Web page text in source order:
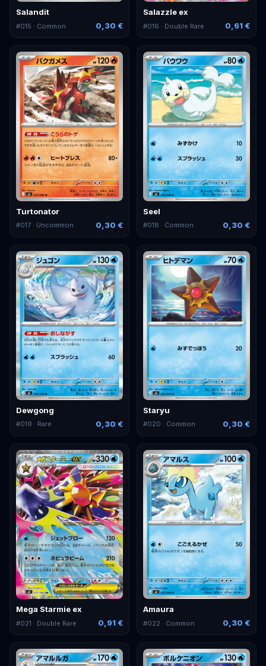
Salandit
#015 · Common 0,30 €
Salazzle ex
#016 · Double Rare 0,61 €
Turtonator
#017 · Uncommon 0,30 €
Seel
#018 · Common 0,30 €
Dewgong
#019 · Rare 0,30 €
Staryu
#020 · Common 0,30 €
Mega Starmie ex
#021 · Double Rare 0,91 €
Amaura
#022 · Common 0,30 €